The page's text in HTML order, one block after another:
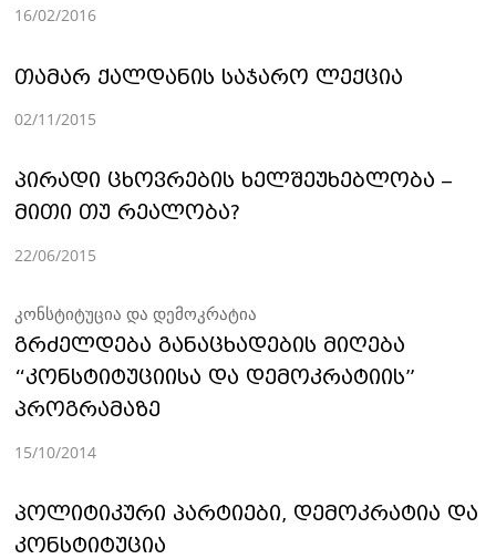
16/02/2016
თამარ ქალდანის საჯარო ლექცია
02/11/2015
პირადი ცხოვრების ხელშეუხებლობა –
მითი თუ რეალობა?
22/06/2015
კონსტიტუცია და დემოკრატია
გრძელდება განაცხადების მიღება
“კონსტიტუციისა და დემოკრატიის”
პროგრამაზე
15/10/2014
პოლიტიკური პარტიები, დემოკრატია და
კონსტიტუცია